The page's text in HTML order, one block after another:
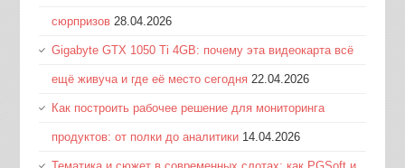
сюрпризов 28.04.2026
Gigabyte GTX 1050 Ti 4GB: почему эта видеокарта всё
ещё живуча и где её место сегодня 22.04.2026
Как построить рабочее решение для мониторинга
продуктов: от полки до аналитики 14.04.2026